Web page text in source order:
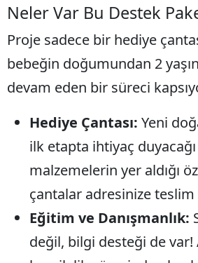
​Neler Var Bu Destek
​Proje sadece bir hediye
bebeğin doğumundan 2
devam eden bir süreci
Hediye Çantası: Yeni
ilk etapta ihtiyaç
malzemelerin yer aldığı
çantalar adresinize teslim
Eğitim ve Danışmanlık:
değil, bilgi desteği de